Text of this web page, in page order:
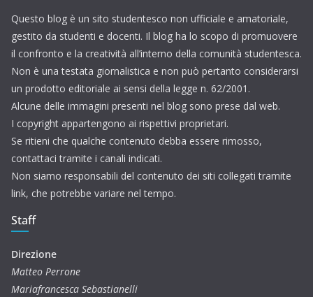
Questo blog è un sito studentesco non ufficiale e amatoriale,
gestito da studenti e docenti. Il blog ha lo scopo di promuovere
il confronto e la creatività all’interno della comunità studentesca.
Non è una testata giornalistica e non può pertanto considerarsi
un prodotto editoriale ai sensi della legge n. 62/2001.
Alcune delle immagini presenti nel blog sono prese dal web.
I copyright appartengono ai rispettivi proprietari.
Se ritieni che qualche contenuto debba essere rimosso,
contattaci tramite i canali indicati.
Non siamo responsabili del contenuto dei siti collegati tramite
link, che potrebbe variare nel tempo.
Staff
Direzione
Matteo Perrone
Mariafrancesca Sebastianelli